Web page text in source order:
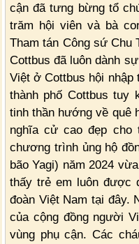
cận đã tưng bừng tổ
trăm hội viên và bà
Tham tán Công sứ Chu
Cottbus đã luôn dành
Việt ở Cottbus hội nhập
thành phố Cottbus tuy
tinh thần hướng về quê
nghĩa cử cao đẹp cho
chương trình ủng hộ
bão Yagi) năm 2024
thấy trẻ em luôn được
đoàn Việt Nam tại đây.
của cộng đồng người
vùng phụ cận. Các